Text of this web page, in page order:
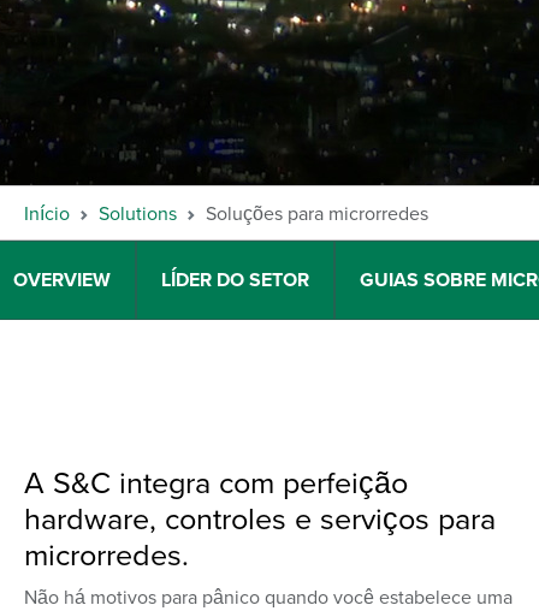
Início Solutions Soluções para microrredes
OVERVIEW LÍDER DO SETOR GUIAS SOBRE
A S&C integra com perfeição
hardware, controles e serviços para
microrredes.
Não há motivos para pânico quando você estabelece uma